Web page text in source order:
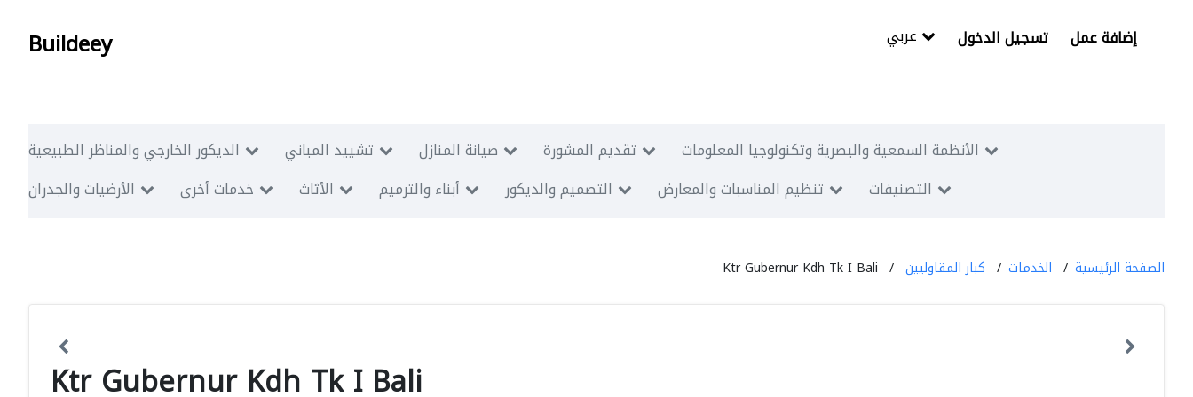
Buildeey تسجيل الدخول إضافة عمل
الديكور الخارجي والمناظر الطبيعية تشييد المباني صيانة المنازل تقديم المشورة
الأنظمة السمعية والبصرية وتكنولوجيا المعلومات
الأرضيات والجدران
خدمات أخرى الأثاث أبناء والترميم التصميم والديكور تنظيم المناسبات والمعارض التصنيفات
الصفحة الرئيسية الخدمات كبار المقاوليين Ktr Gubernur Kdh Tk I Bali
Ktr Gubernur Kdh Tk I Bali